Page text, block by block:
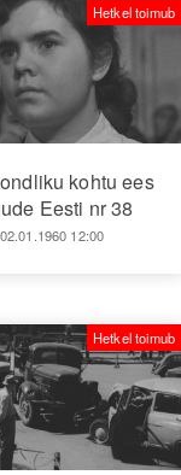
kohtu ees
Eesti nr 38
02.01.1960 12:00
Hetkel toimub
Hetkel toimub